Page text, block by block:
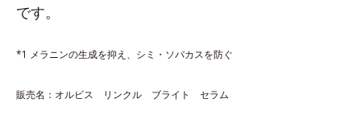
です。
*1 メラニンの生成を抑え、シミ・ソバカスを防ぐ
販売名：オルビス リンクル ブライト セラム